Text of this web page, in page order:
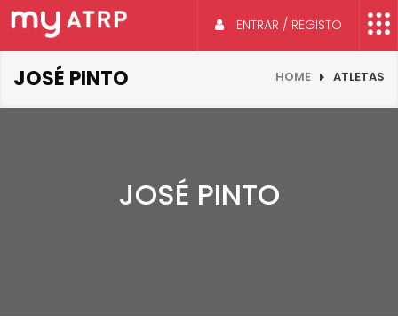
ENTRAR / REGISTO
JOSÉ PINTO HOME ATLETAS
JOSÉ PINTO